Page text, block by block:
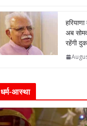
अब
रहेंगी
धर्म-आस्था